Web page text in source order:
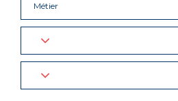
Métier